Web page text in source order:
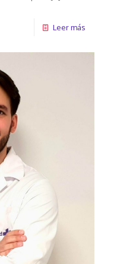
Leer más